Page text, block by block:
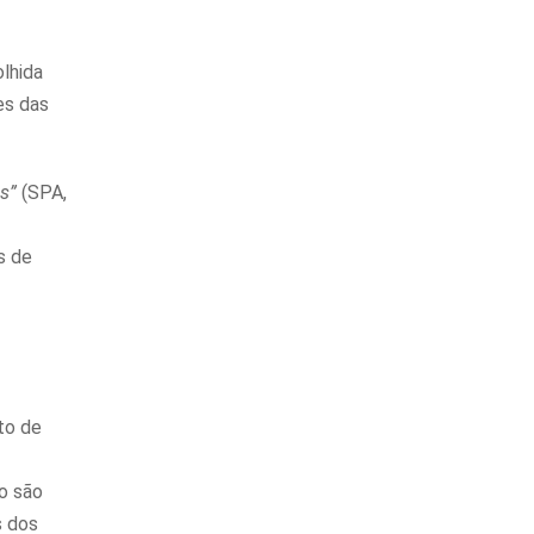
das
(SPA,
de
de
são
dos